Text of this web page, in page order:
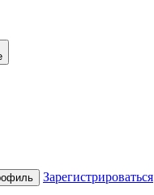
Зарегистрироваться